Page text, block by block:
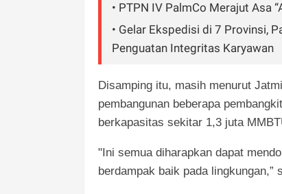
• PTPN IV PalmCo Merajut Asa
• Gelar Ekspedisi di 7 Provinsi,
Penguatan Integritas Karyawan
Disamping itu, masih menurut
pembangunan beberapa
berkapasitas sekitar 1,3 juta
"Ini semua diharapkan dapat
berdampak baik pada lingkungan,”